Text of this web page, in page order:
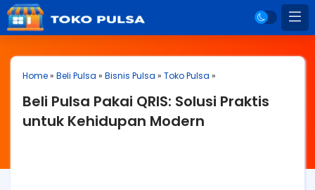
Home» Beli Pulsa » Bisnis Pulsa » Toko Pulsa »
Beli Pulsa Pakai QRIS: Solusi Praktis
untuk Kehidupan Modern